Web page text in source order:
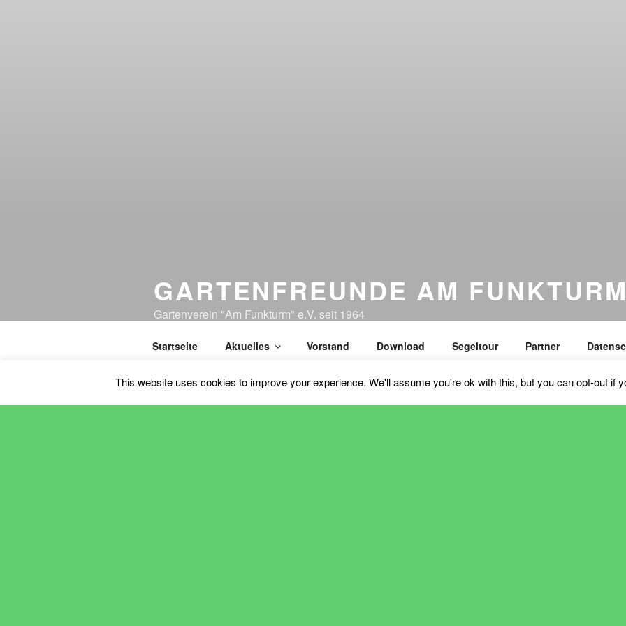
GARTENFREUNDE AM
Gartenverein "Am Funkturm" e.V. seit 1964
Startseite Aktuelles Vorstand Download Segeltour Partner
Kontakt
This website uses cookies to improve your experience. We'll assume you're ok with this, but you can opt-out if